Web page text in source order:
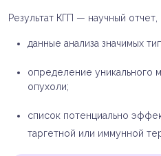
Результат КГП — научный
данные анализа значимых
определение уникального
опухоли;
список потенциально
таргетной или иммунной